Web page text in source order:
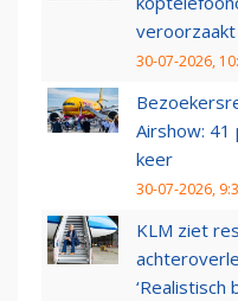
veroorzaakt
30-07-2026,
Airshow:
keer
30-07-2026,
KLM ziet
‘Realistisch